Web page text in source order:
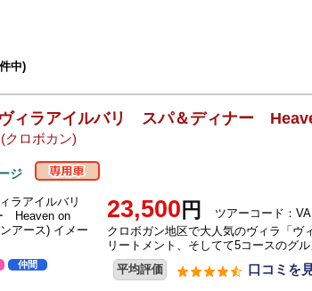
中)
ヴィラアイルバリ スパ＆ディナー
(クロボカン)
ジ
仲間
23,500 円
ツアーコード：
クロボガン地区で大人気のヴィラ「ヴ
リートメント、そしてて5コースのグ
平均評価
口コミを